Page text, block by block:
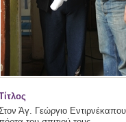
Άγ. Γεώργιο